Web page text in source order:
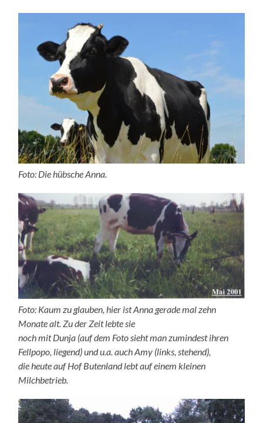
Foto: Die hübsche Anna.
Foto: Kaum zu glauben, hier ist Anna gerade mal zehn
Monate alt. Zu der Zeit lebte sie
noch mit Dunja (auf dem Foto sieht man zumindest ihren
Fellpopo, liegend) und u.a. auch Amy (links, stehend),
die heute auf Hof Butenland lebt auf einem kleinen
Milchbetrieb.